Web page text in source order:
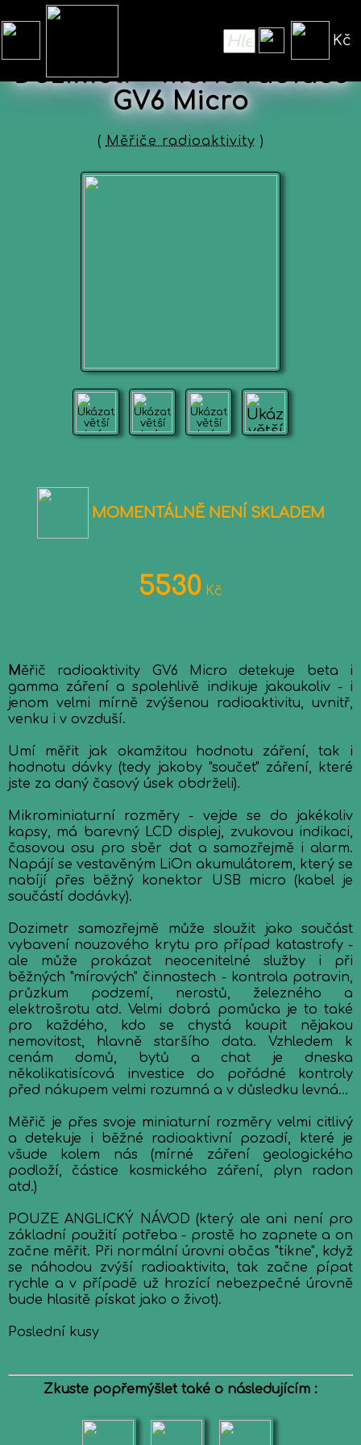
Kč
Dozimetr - měřič radiace
GV6 Micro
( Měřiče radioaktivity )
MOMENTÁLNĚ NENÍ SKLADEM
5530 Kč
Měřič radioaktivity GV6 Micro detekuje beta i
gamma záření a spolehlivě indikuje jakoukoliv - i
jenom velmi mírně zvýšenou radioaktivitu, uvnitř,
venku i v ovzduší.
Umí měřit jak okamžitou hodnotu záření, tak i
hodnotu dávky (tedy jakoby "součet" záření, které
jste za daný časový úsek obdrželi).
Mikrominiaturní rozměry - vejde se do jakékoliv
kapsy, má barevný LCD displej, zvukovou indikaci,
časovou osu pro sběr dat a samozřejmě i alarm.
Napájí se vestavěným LiOn akumulátorem, který se
nabíjí přes běžný konektor USB micro (kabel je
součástí dodávky).
Dozimetr samozřejmě může sloužit jako součást
vybavení nouzového krytu pro případ katastrofy -
ale může prokázat neocenitelné služby i při
běžných "mírových" činnostech - kontrola potravin,
průzkum podzemí, nerostů, železného a
elektrošrotu atd. Velmi dobrá pomůcka je to také
pro každého, kdo se chystá koupit nějakou
nemovitost, hlavně staršího data. Vzhledem k
cenám domů, bytů a chat je dneska
několikatisícová investice do pořádné kontroly
před nákupem velmi rozumná a v důsledku levná...
Měřič je přes svoje miniaturní rozměry velmi citlivý
a detekuje i běžné radioaktivní pozadí, které je
všude kolem nás (mírné záření geologického
podloží, částice kosmického záření, plyn radon
atd.)
POUZE ANGLICKÝ NÁVOD (který ale ani není pro
základní použití potřeba - prostě ho zapnete a on
začne měřit. Při normální úrovni občas "tikne", když
se náhodou zvýší radioaktivita, tak začne pípat
rychle a v případě už hrozící nebezpečné úrovně
bude hlasitě pískat jako o život).
Poslední kusy
Zkuste popřemýšlet také o následujícím :